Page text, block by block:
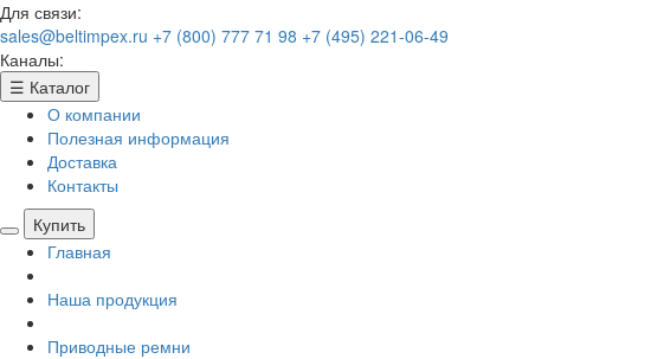
Для связи:
sales@beltimpex.ru +7 (800) 777 71 98 +7 (495) 221-06-49
Каналы:
☰ Каталог
О компании
Полезная информация
Доставка
Контакты
Купить
Главная
Наша продукция
Приводные ремни